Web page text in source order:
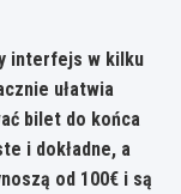
interfejs w kilku
ułatwia
bilet do końca
i dokładne, a
od 100€ i są